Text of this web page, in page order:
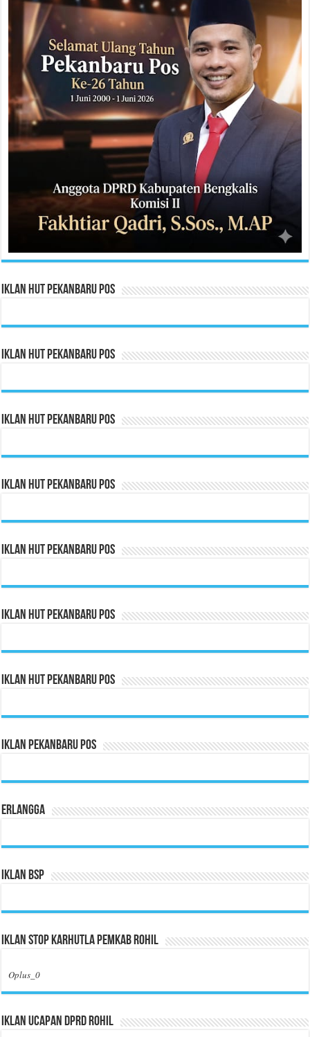
Iklan HUT Pekanbaru Pos
Iklan HUT Pekanbaru Pos
Iklan HUT Pekanbaru Pos
Iklan HUT Pekanbaru Pos
Iklan HUT Pekanbaru Pos
Iklan HUT Pekanbaru Pos
Iklan HUT Pekanbaru Pos
Iklan Pekanbaru Pos
Erlangga
Iklan BSP
Iklan Stop Karhutla Pemkab Rohil
Oplus_0
Iklan Ucapan DPRD Rohil